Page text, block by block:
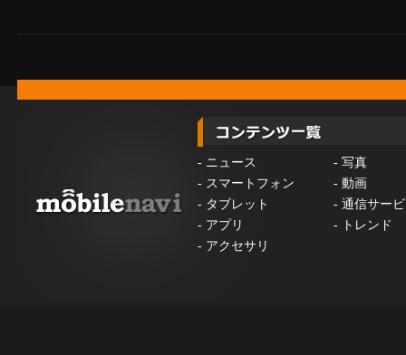
- ニュース - 写真
- スマートフォン - 動画
- タブレット - 通信サー
- アプリ -
トレンド
- アクセサリ